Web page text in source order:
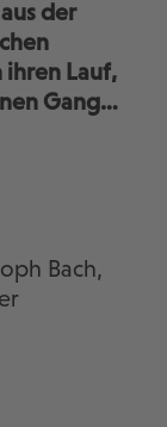
der
ihren Lauf,
Gang…
Bach,